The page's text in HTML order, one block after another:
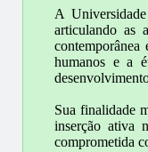
A
articulando as
humanos e a
Sua finalidade
inserção ativa
comprometida